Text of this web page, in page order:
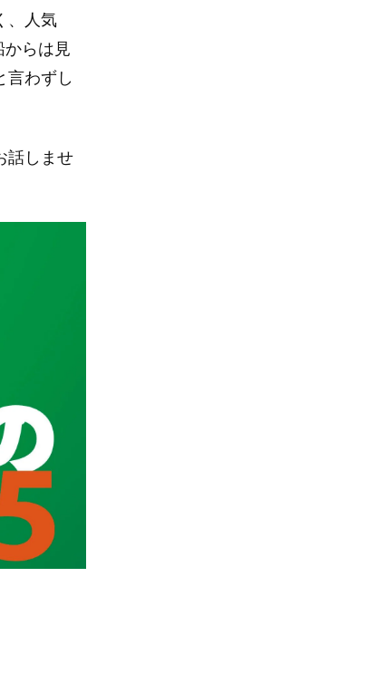
、人気
からは見
言わずし
話しませ